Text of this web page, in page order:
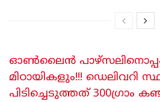
ഓണ്‍ലൈന്‍
മിഠായികളും!!! ഡെലിവറി
പിടിച്ചെടുത്തത് 300ഗ്രാം